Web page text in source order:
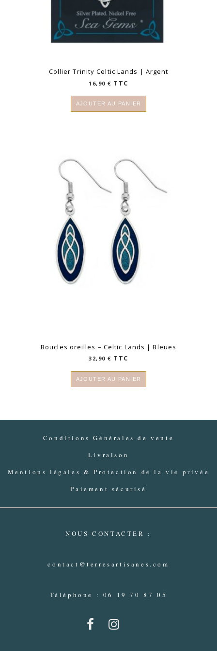
Collier Trinity Celtic Lands | Argent
16,90€ TTC
AJOUTER AU PANIER
Boucles oreilles – Celtic Lands | Bleues
32,90€ TTC
AJOUTER AU PANIER
Conditions Générales de vente
Livraison
Mentions légales & Protection de la vie privée
Paiement sécurisé
NOUS CONTACTER :
contact@terresartisanes.com
Téléphone : 06 19 70 87 05